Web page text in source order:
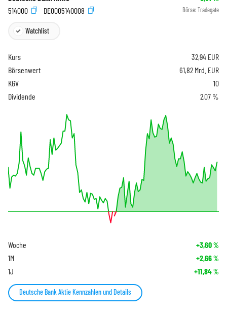
514000
DE0005140008 Börse: Tradegate
Watchlist
Kurs 32,94 EUR
Börsenwert
61,82 Mrd. EUR
KGV
10
Dividende
2,07 %
Woche +3,60%
1M +2,66%
1J +11,84%
Deutsche Bank Aktie Kennzahlen und Details